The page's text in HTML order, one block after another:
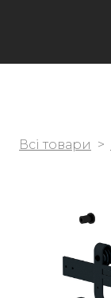
Всі товари